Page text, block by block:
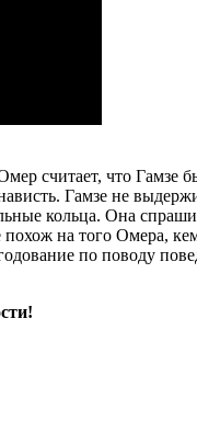
считает, что Гамзе
Гамзе не
кольца. Она
похож на того Омера,
по поводу